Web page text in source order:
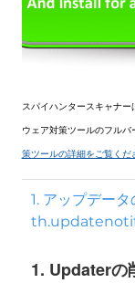
スパイハンタースキャナ
ウェア対策ツールのフル
策ツールの詳細をご覧くだ
1. アップデー
1. Updaterの